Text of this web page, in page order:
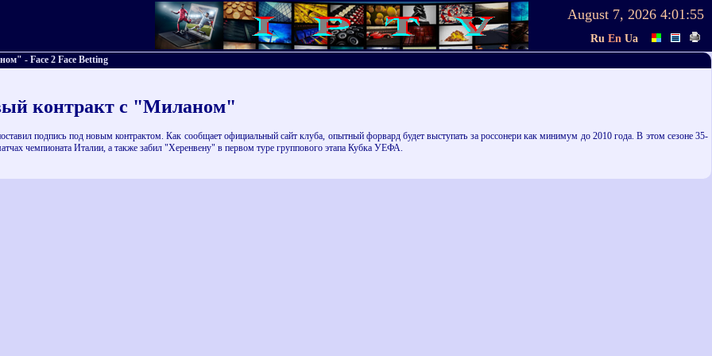
August 7, 2026 4:01:55
Ru En Ua
- Face 2 Face Betting
контракт с "Миланом"
подпись под новым контрактом. Как сообщает официальный сайт клуба, опытный форвард будет выступать за россонери как минимум до 2010 года. В этом сезоне 35-
чемпионата Италии, а также забил "Херенвену" в первом туре группового этапа Кубка УЕФА.